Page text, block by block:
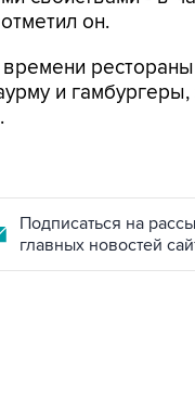
он.
и
Подписаться на
главных новостей